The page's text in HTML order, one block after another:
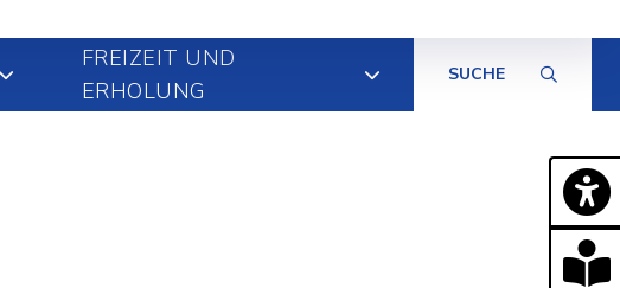
FREIZEIT UND
ERHOLUNG
SUCHE